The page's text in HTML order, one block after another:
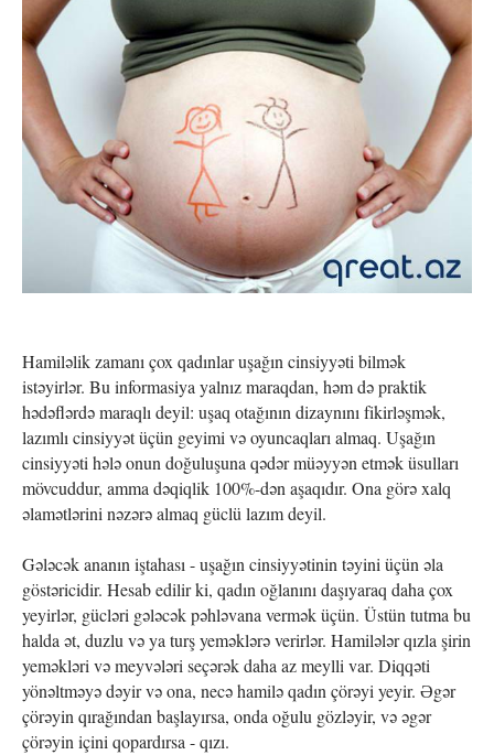
Hamiləlik zamanı çox qadınlar uşağın cinsiyyəti bilmək
istəyirlər. Bu informasiya yalnız maraqdan, həm də praktik
hədəflərdə maraqlı deyil: uşaq otağının dizaynını fikirləşmək,
lazımlı cinsiyyət üçün geyimi və oyuncaqları almaq. Uşağın
cinsiyyəti hələ onun doğuluşuna qədər müəyyən etmək üsulları
mövcuddur, amma dəqiqlik 100%-dən aşaqıdır. Ona görə xalq
əlamətlərini nəzərə almaq güclü lazım deyil.
Gələcək ananın iştahası - uşağın cinsiyyətinin təyini üçün əla
göstəricidir. Hesab edilir ki, qadın oğlanını daşıyaraq daha çox
yeyirlər, gücləri gələcək pəhləvana vermək üçün. Üstün tutma bu
halda ət, duzlu və ya turş yeməklərə verirlər. Hamilələr qızla şirin
yeməkləri və meyvələri seçərək daha az meylli var. Diqqəti
yönəltməyə dəyir və ona, necə hamilə qadın çörəyi yeyir. Əgər
çörəyin qırağından başlayırsa, onda oğulu gözləyir, və əgər
çörəyin içini qopardırsa - qızı.